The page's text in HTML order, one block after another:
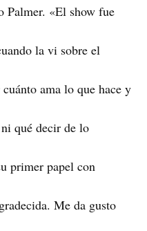
Palmer. «El show fue
la vi sobre el
ama lo que hace y
qué decir de lo
primer papel con
Me da gusto